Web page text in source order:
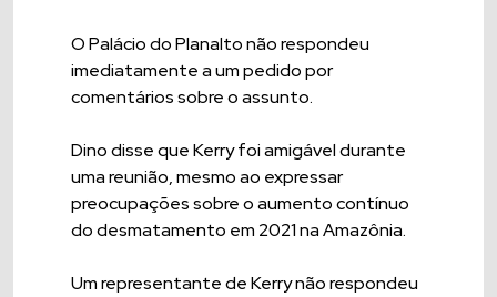
O Palácio do Planalto não respondeu
imediatamente a um pedido por
comentários sobre o assunto.
Dino disse que Kerry foi amigável durante
uma reunião, mesmo ao expressar
preocupações sobre o aumento contínuo
do desmatamento em 2021 na Amazônia.
Um representante de Kerry não respondeu